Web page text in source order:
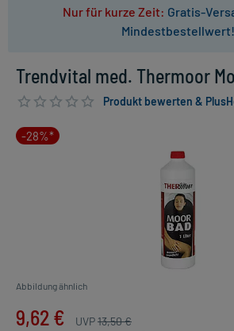
Nur für kurze Zeit: Gratis-
Mindestbestellwert!
Trendvital med. Thermoor
Produkt bewerten &
-28%*
Abbildung ähnlich
9,62 € UVP13,50 €